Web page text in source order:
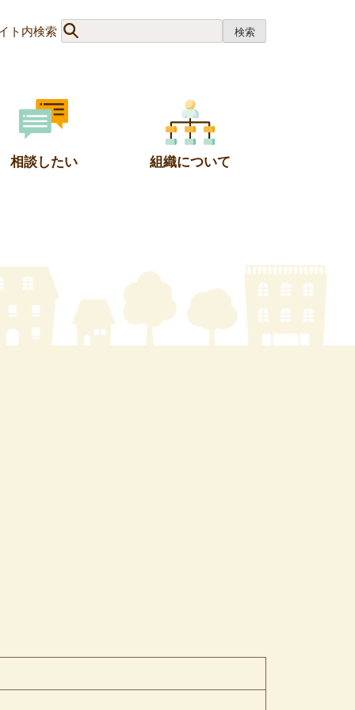
ト内検索
相談したい 組織について